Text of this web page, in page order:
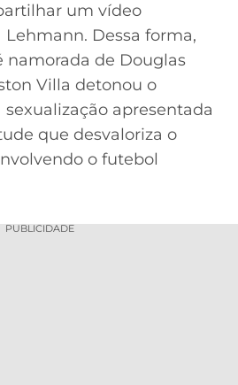
um vídeo
Dessa forma,
namorada de Douglas
Villa detonou o
apresentada
que desvaloriza o
o futebol
PUBLICIDADE